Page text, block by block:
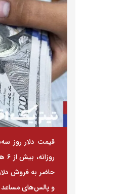
حاضر به فروش
و پالس‌های مساعد